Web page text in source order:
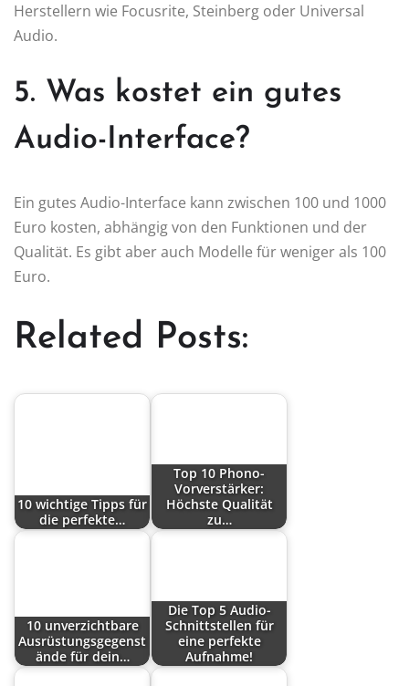
Herstellern wie Focusrite, Steinberg oder Universal
Audio.
5. Was kostet ein gutes
Audio-Interface?
Ein gutes Audio-Interface kann zwischen 100 und 1000
Euro kosten, abhängig von den Funktionen und der
Qualität. Es gibt aber auch Modelle für weniger als 100
Euro.
Related Posts:
10 wichtige Tipps für
die perfekte…
Top 10 Phono-
Vorverstärker:
Höchste Qualität
zu…
10 unverzichtbare
Ausrüstungsgegenst
ände für dein…
Die Top 5 Audio-
Schnittstellen für
eine perfekte
Aufnahme!